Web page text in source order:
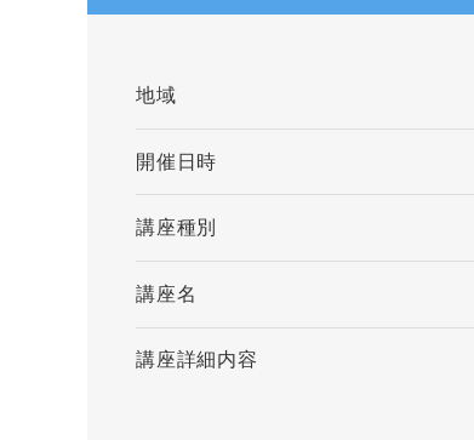
地域
開催日時
講座種別
講座名
講座詳細内容